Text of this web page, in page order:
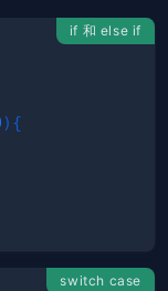
if 和 else if
) {
switch case